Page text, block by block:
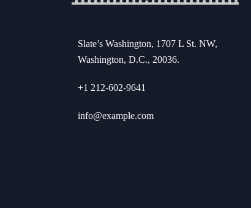
Slate’s Washington, 1707 L St. NW,
Washington, D.C., 20036.
+1 212-602-9641
info@example.com